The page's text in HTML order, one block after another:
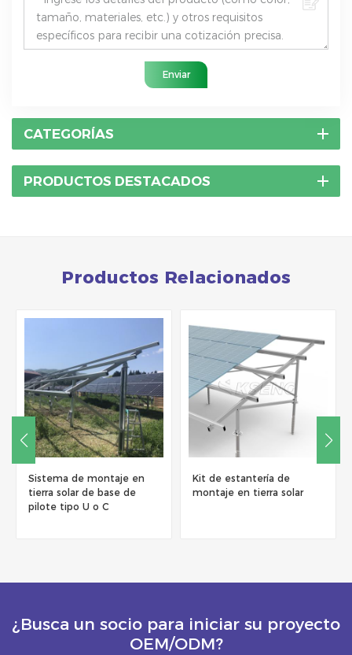
Enviar
CATEGORÍAS
PRODUCTOS DESTACADOS
Productos Relacionados
Sistema de montaje en
tierra solar de base de
pilote tipo U o C
Kit de estantería de
montaje en tierra solar
¿Busca un socio para iniciar su proyecto
OEM/ODM?